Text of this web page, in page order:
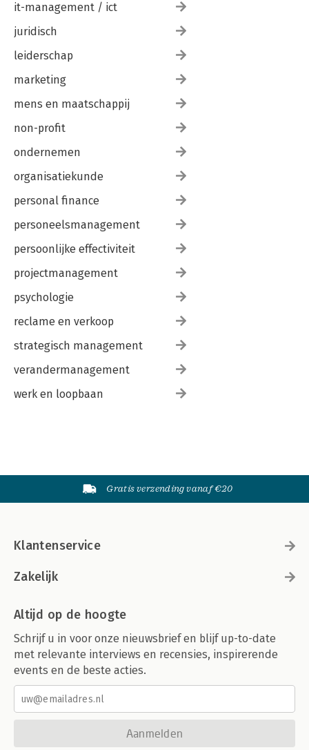
it-management / ict
juridisch
leiderschap
marketing
mens en maatschappij
non-profit
ondernemen
organisatiekunde
personal finance
personeelsmanagement
persoonlijke effectiviteit
projectmanagement
psychologie
reclame en verkoop
strategisch management
verandermanagement
werk en loopbaan
Gratis verzending vanaf €20
Klantenservice
Zakelijk
Altijd op de hoogte
Schrijf u in voor onze nieuwsbrief en blijf up-to-date
met relevante interviews en recensies, inspirerende
events en de beste acties.
Aanmelden